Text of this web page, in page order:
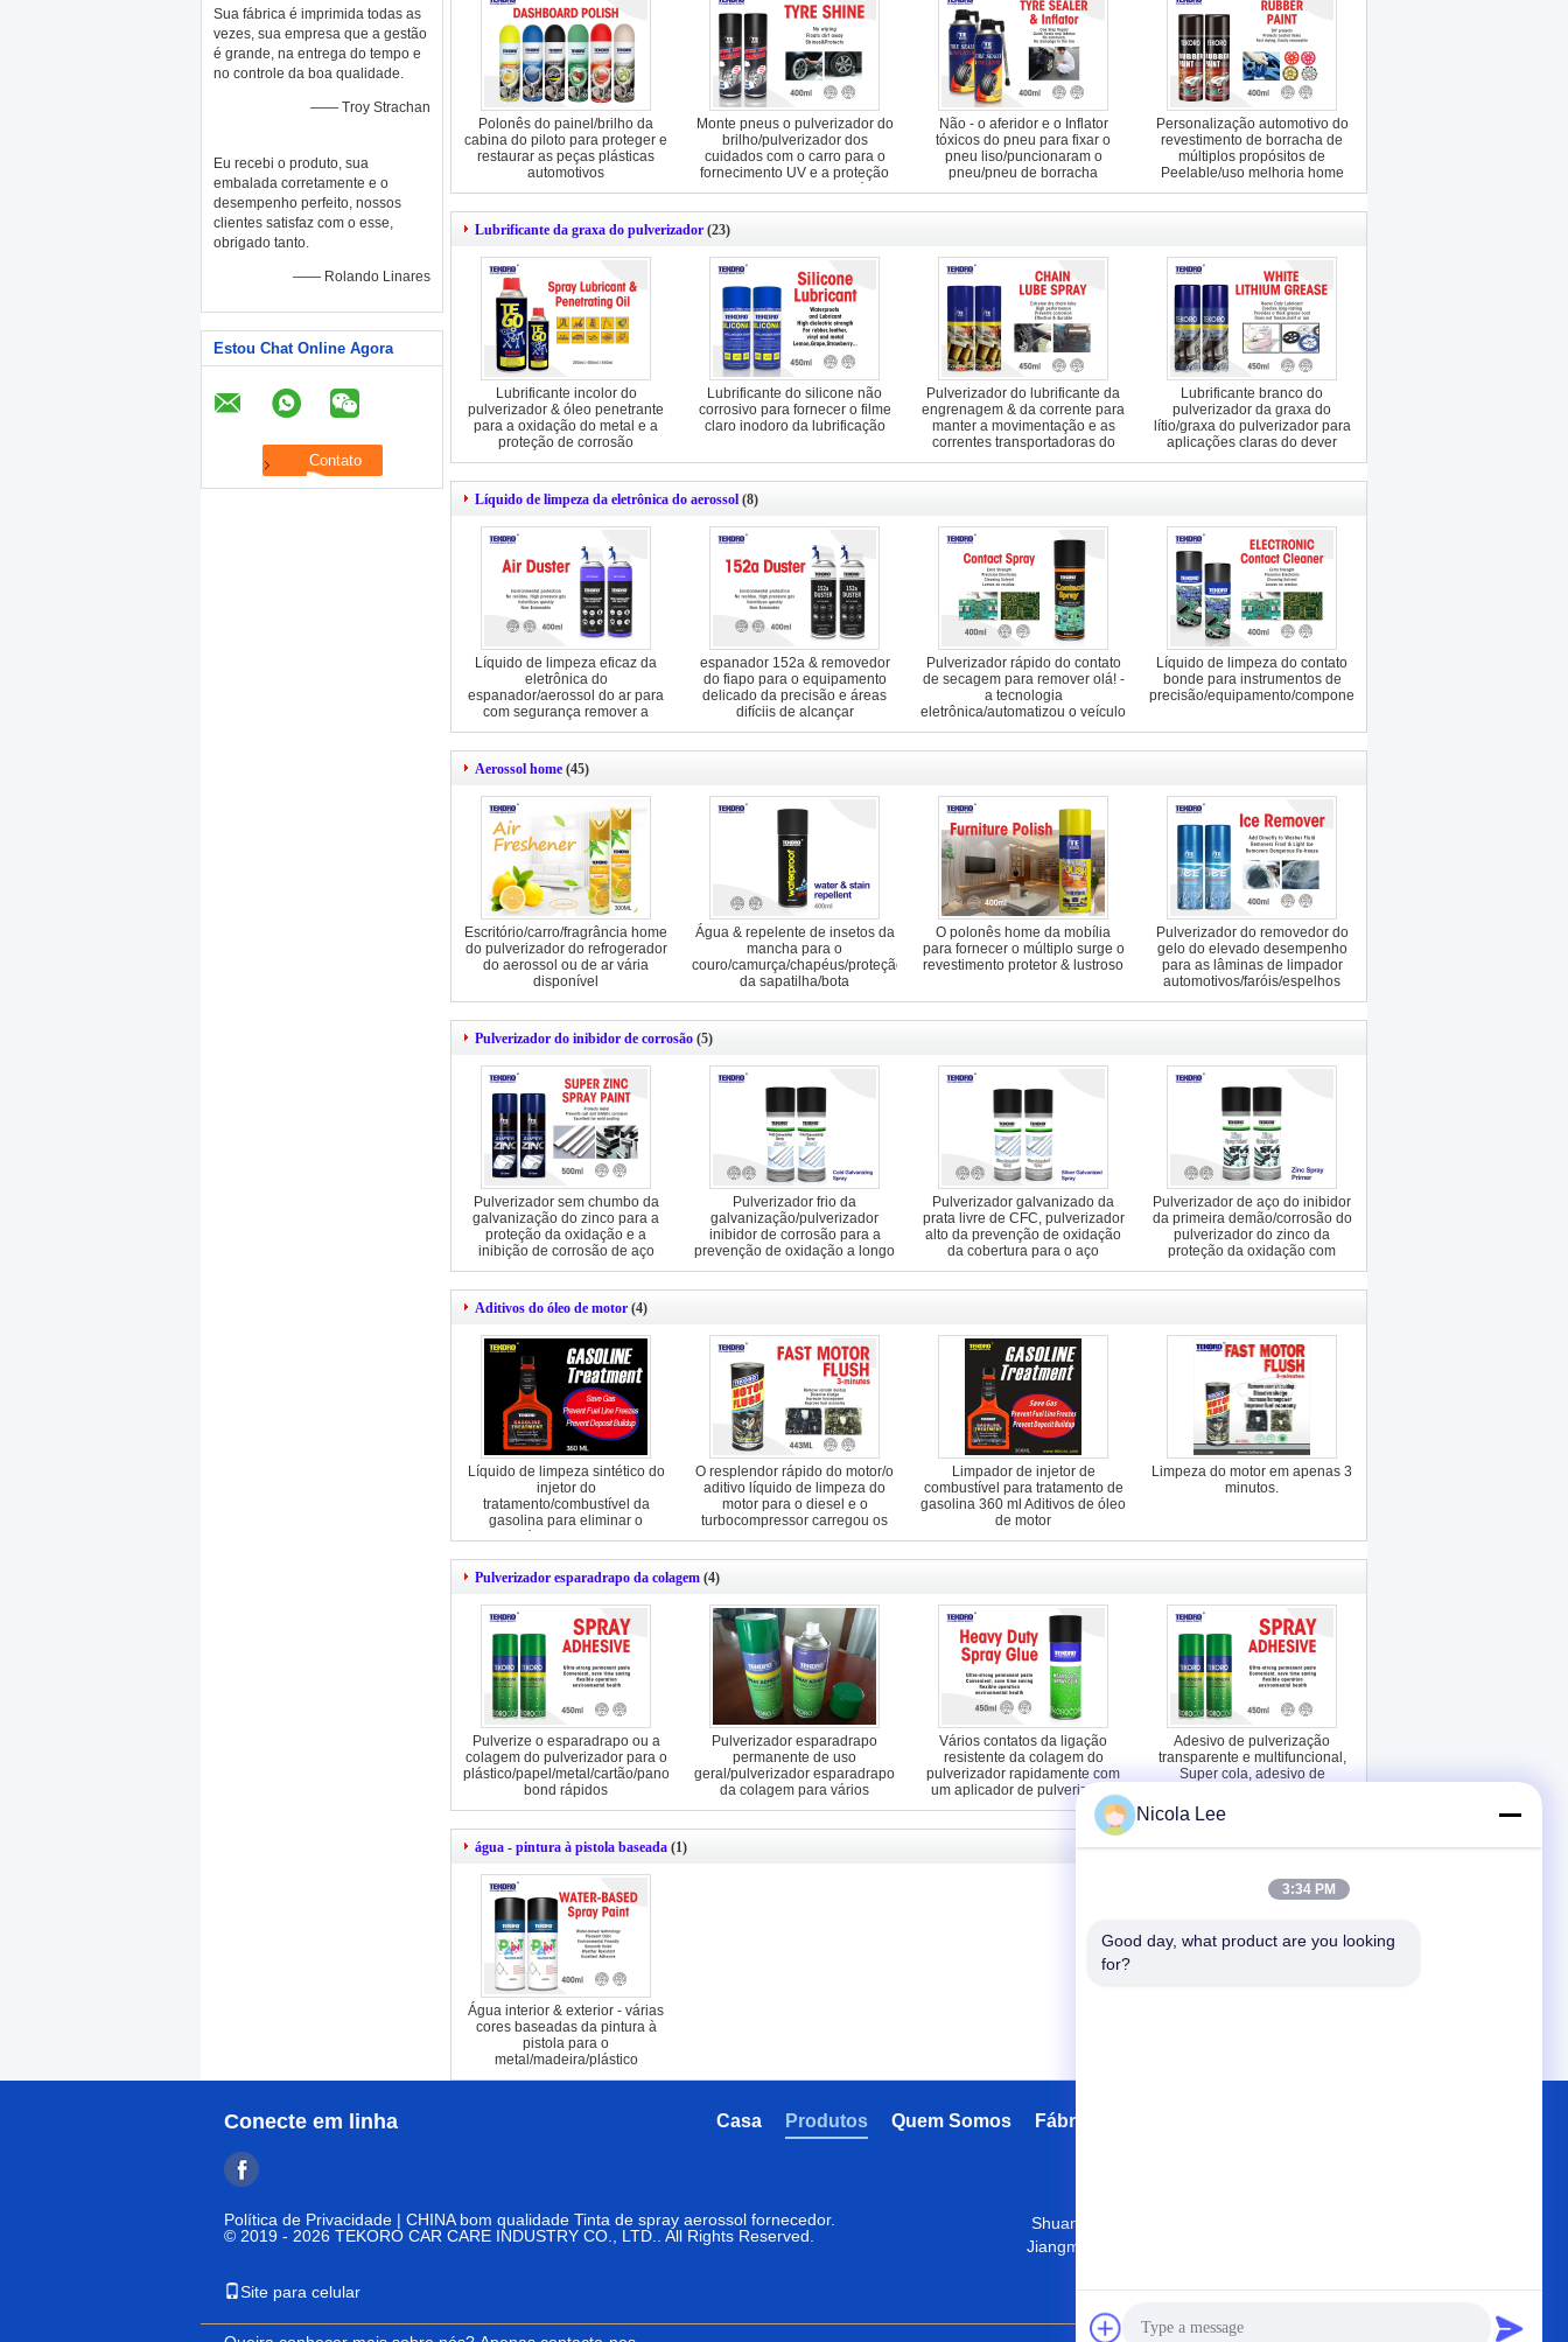
Sua fábrica é imprimida todas as
vezes, sua empresa que a gestão
é grande, na entrega do tempo e
no controle da boa qualidade.
—— Troy Strachan
Eu recebi o produto, sua
embalada corretamente e o
desempenho perfeito, nossos
clientes satisfaz com o esse,
obrigado tanto.
—— Rolando Linares
Estou Chat Online Agora
Polonês do painel/brilho da
cabina do piloto para proteger e
restaurar as peças plásticas
automotivos
Monte pneus o pulverizador do
brilho/pulverizador dos
cuidados com o carro para o
fornecimento UV e a proteção
dos Sidewalls do pneumático
Não - o aferidor e o Inflator
tóxicos do pneu para fixar o
pneu liso/puncionaram o
pneu/pneu de borracha
Personalização automotivo do
revestimento de borracha de
múltiplos propósitos de
Peelable/uso melhoria home
Lubrificante da graxa do pulverizador (23)
Lubrificante incolor do
pulverizador & óleo penetrante
para a oxidação do metal e a
proteção de corrosão
Lubrificante do silicone não
corrosivo para fornecer o filme
claro inodoro da lubrificação
Pulverizador do lubrificante da
engrenagem & da corrente para
manter a movimentação e as
correntes transportadoras do
rolo lubrificadas
Lubrificante branco do
pulverizador da graxa do
lítio/graxa do pulverizador para
aplicações claras do dever
Líquido de limpeza da eletrônica do aerossol (8)
Líquido de limpeza eficaz da
eletrônica do
espanador/aerossol do ar para
com segurança remover a
poeira e o fiapo
espanador 152a & removedor
do fiapo para o equipamento
delicado da precisão e áreas
difíciis de alcançar
Pulverizador rápido do contato
de secagem para remover olá! -
a tecnologia
eletrônica/automatizou o veículo
Líquido de limpeza do contato
bonde para instrumentos de
precisão/equipamento/componentes
Aerossol home (45)
Escritório/carro/fragrância home
do pulverizador do refrogerador
do aerossol ou de ar vária
disponível
Água & repelente de insetos da
mancha para o
couro/camurça/chapéus/proteção
da sapatilha/bota
O polonês home da mobília
para fornecer o múltiplo surge o
revestimento protetor & lustroso
Pulverizador do removedor do
gelo do elevado desempenho
para as lâminas de limpador
automotivos/faróis/espelhos
Pulverizador do inibidor de corrosão (5)
Pulverizador sem chumbo da
galvanização do zinco para a
proteção da oxidação e a
inibição de corrosão de aço
Pulverizador frio da
galvanização/pulverizador
inibidor de corrosão para a
prevenção de oxidação a longo
prazo de aço
Pulverizador galvanizado da
prata livre de CFC, pulverizador
alto da prevenção de oxidação
da cobertura para o aço
Pulverizador de aço do inibidor
da primeira demão/corrosão do
pulverizador do zinco da
proteção da oxidação com
opacidade alta
Aditivos do óleo de motor (4)
Líquido de limpeza sintético do
injetor do
tratamento/combustível da
gasolina para eliminar o
depósito do carbono
O resplendor rápido do motor/o
aditivo líquido de limpeza do
motor para o diesel e o
turbocompressor carregou os
motores
Limpador de injetor de
combustível para tratamento de
gasolina 360 ml Aditivos de óleo
de motor
Limpeza do motor em apenas 3
minutos.
Pulverizador esparadrapo da colagem (4)
Pulverize o esparadrapo ou a
colagem do pulverizador para o
plástico/papel/metal/cartão/pano
bond rápidos
Pulverizador esparadrapo
permanente de uso
geral/pulverizador esparadrapo
da colagem para vários
contatos
Vários contatos da ligação
resistente da colagem do
pulverizador rapidamente com
um aplicador de pulverizador
original da Web
Adesivo de pulverização
transparente e multifuncional,
Super cola, adesivo de
água - pintura à pistola baseada (1)
Água interior & exterior - várias
cores baseadas da pintura à
pistola para o
metal/madeira/plástico
Conecte em linha Fábrica
Quem Somos
Produtos
Casa
Política de Privacidade | CHINA bom qualidade Tinta de spray aerossol fornecedor.
© 2019 - 2026 TEKORO CAR CARE INDUSTRY CO., LTD.. All Rights Reserved.
Shuanghe Rd, cidade de Zhaiwu, Heshan,
Jiangmen, província de Guangdong, China
Site para celular
Nicola Lee
3:34 PM
Good day, what product are you looking
for?